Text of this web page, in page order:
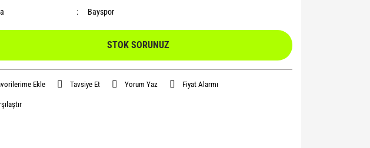
Bayspor
STOK SORUNUZ
Tavsiye Et Yorum Yaz Fiyat Alarmı